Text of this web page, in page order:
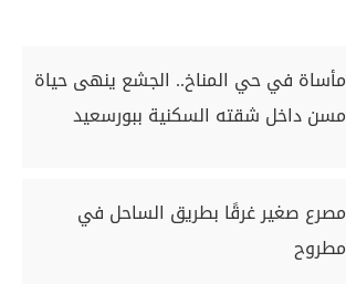
مأساة في حي المناخ.. الجشع ينهى حياة
مسن داخل شقته السكنية ببورسعيد
مصرع صغير غرقًا بطريق الساحل في
مطروح